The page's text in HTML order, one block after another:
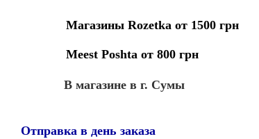
Магазины Rozetka от 1500 грн
Meest Poshta от 800 грн
В магазине в г. Сумы
Отправка в день заказа